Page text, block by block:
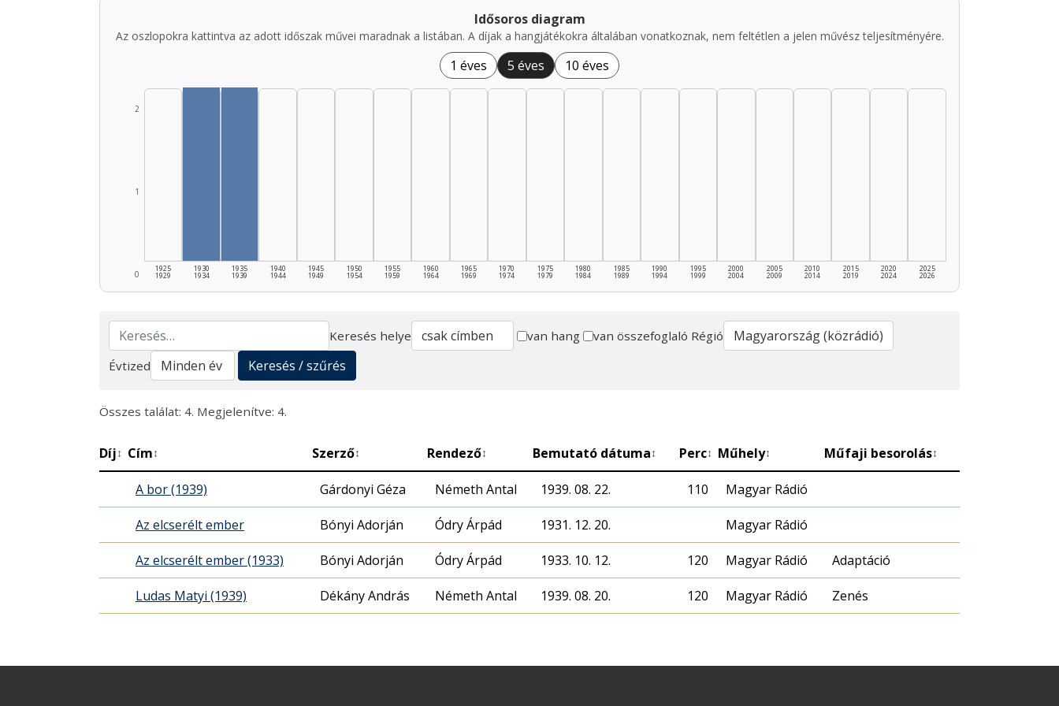
Idősoros diagram
Az oszlopokra kattintva az adott időszak művei maradnak a listában. A díjak a hangjátékokra általában vonatkoznak, nem feltétlen a jelen művész teljesítményére.
1 éves 5 éves 10 éves
0
1
2
1925
1929
1930
1934
1935
1939
1940
1944
1945
1949
1950
1954
1955
1959
1960
1964
1965
1969
1970
1974
1975
1979
1980
1984
1985
1989
1990
1994
1995
1999
2000
2004
2005
2009
2010
2014
2015
2019
2020
2024
2025
2026
Keresés
Keresés helye van hang van összefoglaló Régió
Évtized
Keresés / szűrés
Összes találat: 4. Megjelenítve: 4.
Díj↕ Cím↕ Szerző↕ Rendező↕ Bemutató dátuma↕ Perc↕ Műhely↕ Műfaji besorolás↕
A bor (1939) Gárdonyi Géza Németh Antal 1939. 08. 22. 110 Magyar Rádió
Az elcserélt ember Bónyi Adorján Ódry Árpád 1931. 12. 20. Magyar Rádió
Az elcserélt ember (1933) Bónyi Adorján Ódry Árpád 1933. 10. 12. 120 Magyar Rádió Adaptáció
Ludas Matyi (1939) Dékány András Németh Antal 1939. 08. 20. 120 Magyar Rádió Zenés